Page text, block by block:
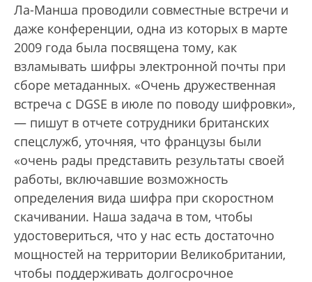
Ла-Манша проводили совместные встречи и
даже конференции, одна из которых в марте
2009 года была посвящена тому, как
взламывать шифры электронной почты при
сборе метаданных. «Очень дружественная
встреча с DGSE в июле по поводу шифровки»,
— пишут в отчете сотрудники британских
спецслужб, уточняя, что французы были
«очень рады представить результаты своей
работы, включавшие возможность
определения вида шифра при скоростном
скачивании. Наша задача в том, чтобы
удостовериться, что у нас есть достаточно
мощностей на территории Великобритании,
чтобы поддерживать долгосрочное